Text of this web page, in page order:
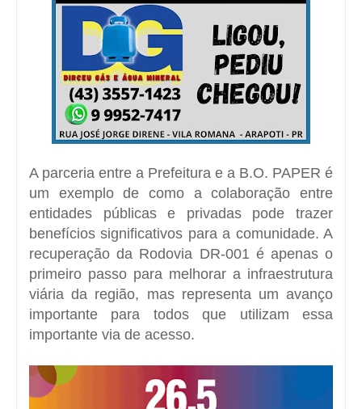
A parceria entre a Prefeitura e a B.O. PAPER é
um exemplo de como a colaboração entre
entidades públicas e privadas pode trazer
benefícios significativos para a comunidade. A
recuperação da Rodovia DR-001 é apenas o
primeiro passo para melhorar a infraestrutura
viária da região, mas representa um avanço
importante para todos que utilizam essa
importante via de acesso.